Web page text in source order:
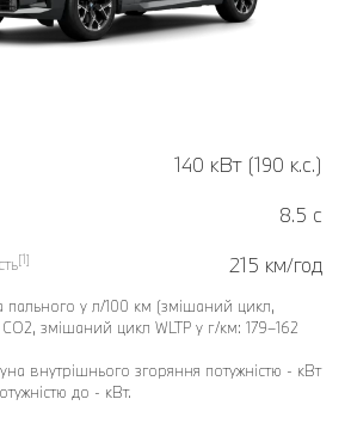
140 кВт (190 к.с.)
8.5 с
[1] 215 км/год
пального у л/100 км (змішаний цикл,
змішаний цикл WLTP у г/км: 179–162
внутрішнього згоряння потужністю - кВт
до - кВт.